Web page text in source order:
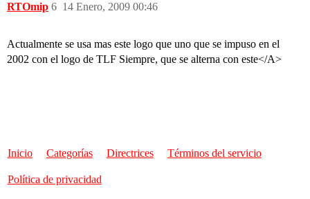
RTOmip 14 Enero, 2009 00:46
6
Actualmente se usa mas este logo que uno que se impuso en el
2002 con el logo de TLF Siempre, que se alterna con este</A>
Inicio Categorías Directrices Términos del servicio
Política de privacidad